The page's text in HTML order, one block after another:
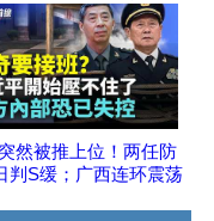
然被推上位！两任防
判S缓；广西连环震荡